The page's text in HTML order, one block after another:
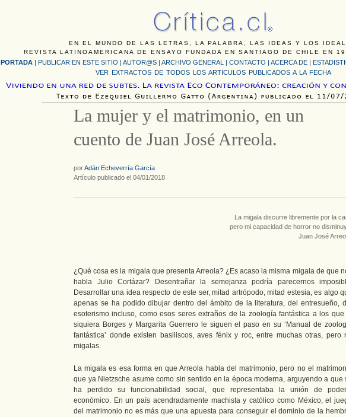
EN EL MUNDO DE LAS LETRAS, LA PALABRA, LAS IDEAS Y LOS
REVISTA LATINOAMERICANA DE ENSAYO FUNDADA EN SANTIAGO DE CHILE EN
PORTADA | PUBLICAR EN ESTE SITIO | AUTOR@S | ARCHIVO GENERAL | CONTACTO | ACERCA DE |
VER EXTRACTOS DE TODOS LOS ARTICULOS PUBLICADOS A LA FECHA
La mujer y el matrimonio, en un
cuento de Juan José Arreola.
porAdán Echeverría García
Artículo publicado el 04/01/2018
La migala discurre libremente por la
pero mi capacidad de horror no
Juan José
¿Qué cosa es la migala que presenta Arreola? ¿Es acaso la misma migala de que
habla Julio Cortázar? Desentrañar la semejanza podría parecernos
Desarrollar una idea respecto de este ser, mitad artrópodo, mitad estesia, es algo
apenas se ha podido dibujar dentro del ámbito de la literatura, del entresueño,
esoterismo incluso, como esos seres extraños de la zoología fantástica a los que
siquiera Borges y Margarita Guerrero le siguen el paso en su ‘Manual de
fantástica’ donde existen basiliscos, aves fénix y roc, entre muchas otras, pero
migalas.
La migala es esa forma en que Arreola habla del matrimonio, pero no el
que ya Nietzsche asume como sin sentido en la época moderna, arguyendo a que
ha perdido su funcionabilidad social, que representaba la unión de
económico. En un país acendradamente machista y católico como México, el
del matrimonio no es más que una apuesta para conseguir el dominio de la